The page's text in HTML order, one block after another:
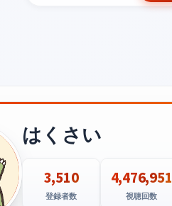
はくさい
3,510
登録者数
4,476,951
視聴回数